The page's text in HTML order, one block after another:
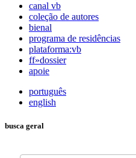
canal vb
coleção de autores
bienal
programa de residências
plataforma:vb
ff»dossier
apoie
português
english
busca geral